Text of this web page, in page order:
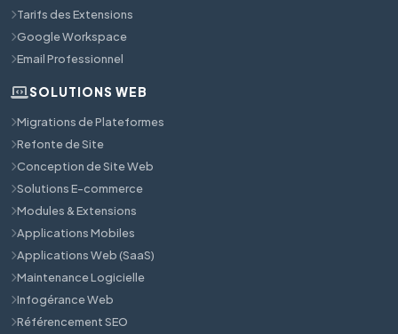
Tarifs des Extensions
Google Workspace
Email Professionnel
SOLUTIONS WEB
Migrations de Plateformes
Refonte de Site
Conception de Site Web
Solutions E-commerce
Modules & Extensions
Applications Mobiles
Applications Web (SaaS)
Maintenance Logicielle
Infogérance Web
Référencement SEO